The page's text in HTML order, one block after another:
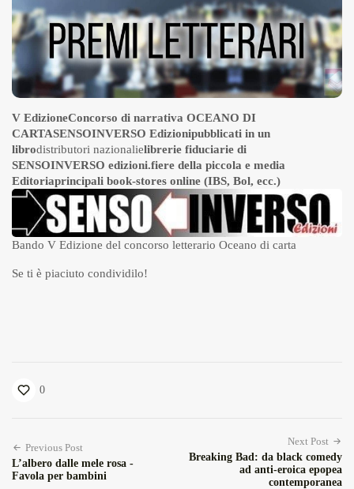
V EdizioneConcorso di narrativa OCEANO DI
CARTASENSOINVERSO Edizionipubblicati in un
librodistributori nazionalielibrerie fiduciarie di
SENSOINVERSO edizioni.fiere della piccola e media
Editoriaprincipali book-stores online (IBS, Bol, ecc.)
Bando V Edizione del concorso letterario Oceano di carta
Se ti è piaciuto condividilo!
0
Previous Post
L’albero dalle mele rosa -
Favola per bambini
Next Post
Breaking Bad: da black comedy
ad anti-eroica epopea
contemporanea